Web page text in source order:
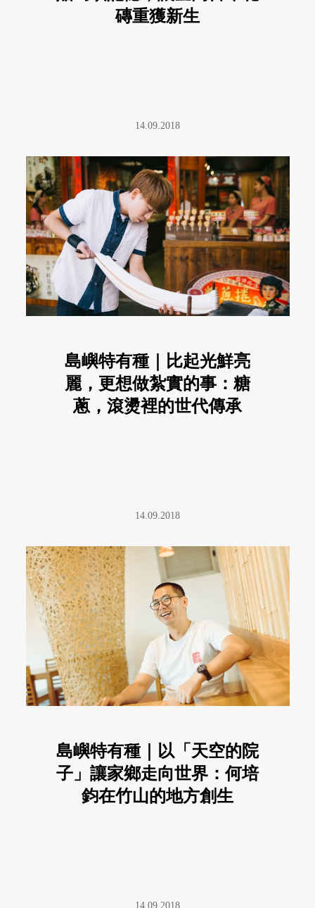
磚重獲新生
14.09.2018
島嶼特有種｜比起光鮮亮
麗，更想做紮實的事：糖
蔥，滾燙裡的世代傳承
14.09.2018
島嶼特有種｜以「天空的院
子」讓家鄉走向世界：何培
鈞在竹山的地方創生
14.09.2018